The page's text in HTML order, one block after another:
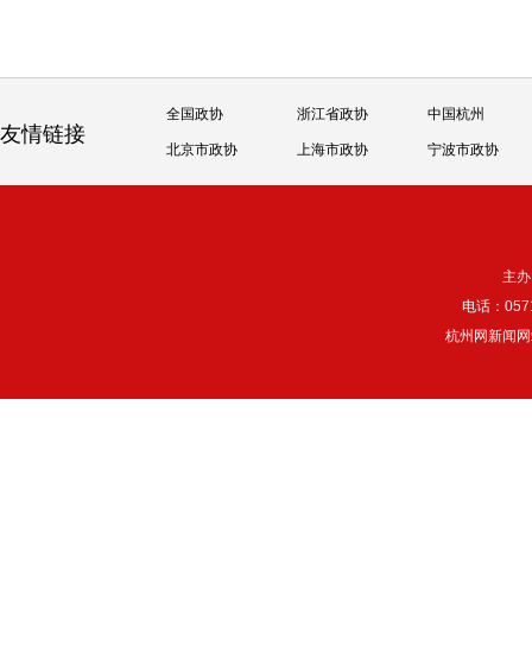
友情链接
全国政协 浙江省政协 中国杭州
北京市政协 上海市政协 宁波市政协
主
电话：
杭州网新闻